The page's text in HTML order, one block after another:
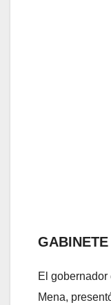
GABINETE
El gobernador
Mena,